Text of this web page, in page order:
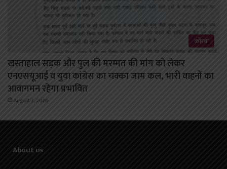
कोरबा
खस्ताहाल सड़क और पुल की मरम्मत की मांग को लेकर
एनएसयूआई व युवा कांग्रेस का चक्का जाम कल, भारी वाहनों का
आवागमन रहेगा प्रभावित
August 3, 2026
About us